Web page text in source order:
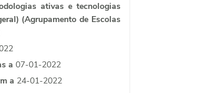
ativas e tecnologias
(Agrupamento de Escolas
a 07-01-2022
a 24-01-2022